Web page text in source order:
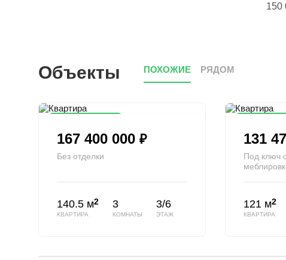
150
Объекты ПОХОЖИЕ РЯДОМ
167 400 000 ₽
Без отделки
140.5 м2
КВАРТИРА
3
КОМНАТЫ
3/6
ЭТАЖ
131
Под ключ
121 м2
КВАРТИРА